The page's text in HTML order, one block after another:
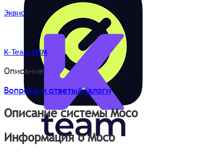
Эквио
K-Team HRM
Описание
Вопросы и ответыАналоги
Описание системы Moco
Информация о Moco